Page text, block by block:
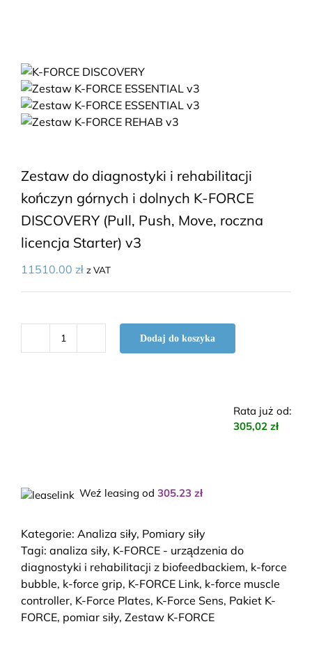
Zestaw do diagnostyki i rehabilitacji
kończyn górnych i dolnych K-FORCE
DISCOVERY (Pull, Push, Move, roczna
licencja Starter) v3
11510.00 zł z VAT
ilość
dolnych
FORCE
DISCOVERY
(Pull,
Push,
Move,
roczna
Dodaj do koszyka
Rata już od:
305,02 zł
Weź leasing od 305.23 zł
Kategorie: Analiza siły, Pomiary siły
Tagi: analiza siły, K-FORCE - urządzenia do
diagnostyki i rehabilitacji z biofeedbackiem, k-force
bubble, k-force grip, K-FORCE Link, k-force muscle
controller, K-Force Plates, K-Force Sens, Pakiet K-
FORCE, pomiar siły, Zestaw K-FORCE